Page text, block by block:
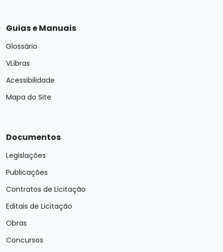
Guias e Manuais
Glossário
VLibras
Acessibilidade
Mapa do Site
Documentos
Legislações
Publicações
Contratos de Licitação
Editais de Licitação
Obras
Concursos